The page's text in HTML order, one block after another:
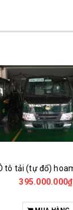
395.000.000₫